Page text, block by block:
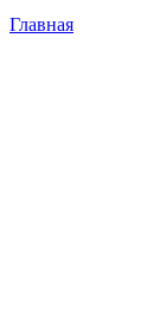
Главная